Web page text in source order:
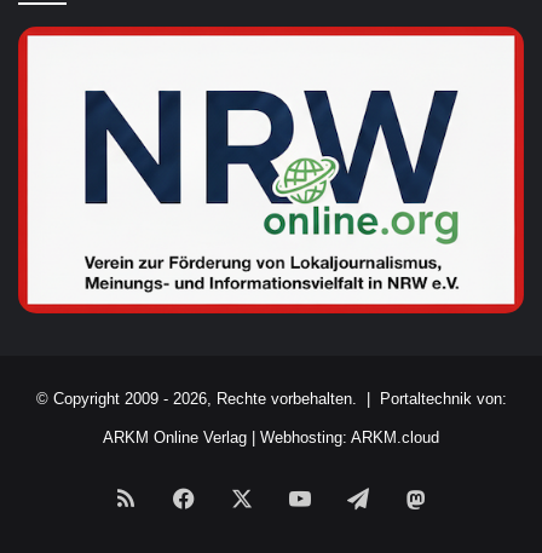
© Copyright 2009 - 2026, Rechte vorbehalten. | Portaltechnik von:
ARKM Online Verlag Webhosting: ARKM.cloud
RSS Facebook YouTubeTelegram